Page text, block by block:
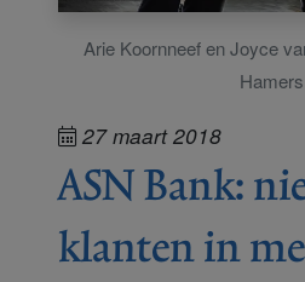
Arie Koornneef en Joyce
Hamers
27 maart 2018
ASN Bank:
klanten in